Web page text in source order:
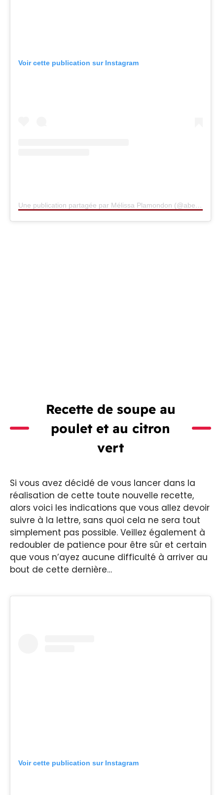
Voir cette publication sur Instagram
Une publication partagée par Mélissa Plamondon (@abella_phoenix)
Recette de soupe au
poulet et au citron
vert
Si vous avez décidé de vous lancer dans la
réalisation de cette toute nouvelle recette,
alors voici les indications que vous allez devoir
suivre à la lettre, sans quoi cela ne sera tout
simplement pas possible. Veillez également à
redoubler de patience pour être sûr et certain
que vous n’ayez aucune difficulté à arriver au
bout de cette dernière…
Voir cette publication sur Instagram